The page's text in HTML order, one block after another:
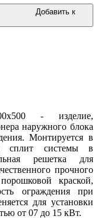
Добавить к
- изделие,
наружного блока
Монтируется в
сплит системы в
решетка для
прочного
краской,
ограждения при
для установки
от 07 до 15 кВт.